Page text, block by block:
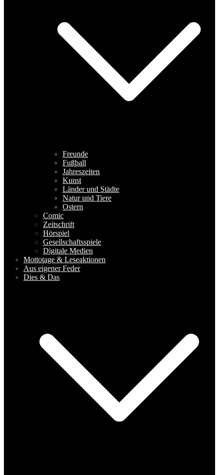
Freunde
Fußball
Jahreszeiten
Kunst
Länder und Städte
Natur und Tiere
Ostern
Comic
Zeitschrift
Hörspiel
Gesellschaftsspiele
Digitale Medien
Mottotage & Leseaktionen
Aus eigener Feder
Dies & Das